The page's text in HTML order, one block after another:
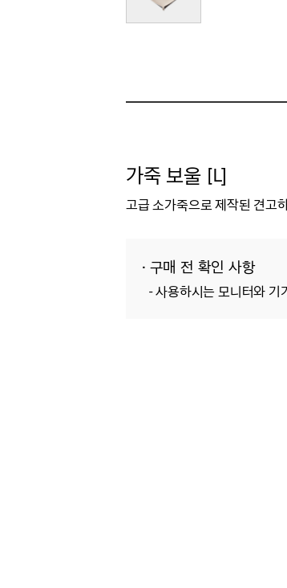
가죽 보울 [L]
고급 소가죽으로 제작된 견고
· 구매 전 확인 사항
-사용하시는 모니터와 기